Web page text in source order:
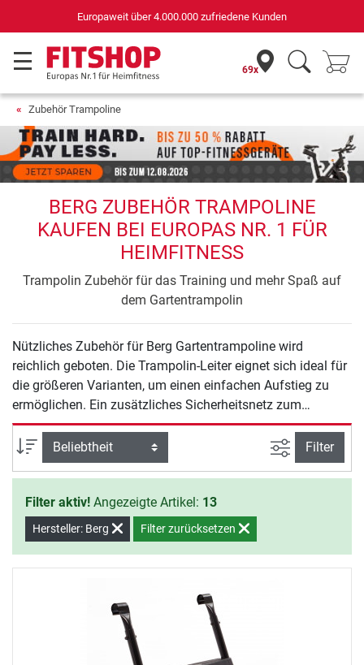
Europaweit über 4.000.000 zufriedene Kunden
69x
Zubehör Trampoline
BERG ZUBEHÖR TRAMPOLINE
KAUFEN BEI EUROPAS NR. 1 FÜR
HEIMFITNESS
Trampolin Zubehör für das Training und mehr Spaß auf
dem Gartentrampolin
Nützliches Zubehör für Berg Gartentrampoline wird
reichlich geboten. Die Trampolin-Leiter eignet sich ideal für
die größeren Varianten, um einen einfachen Aufstieg zu
ermöglichen. Ein zusätzliches Sicherheitsnetz zum
Nachrüsten oder auch die Wetterschutzplane runden das
Angebot an sinnvollem Zubehör ab.
Sortierung Ansicht
Filter
Filter aktiv! Angezeigte Artikel: 13
Hersteller: Berg Filter zurücksetzen